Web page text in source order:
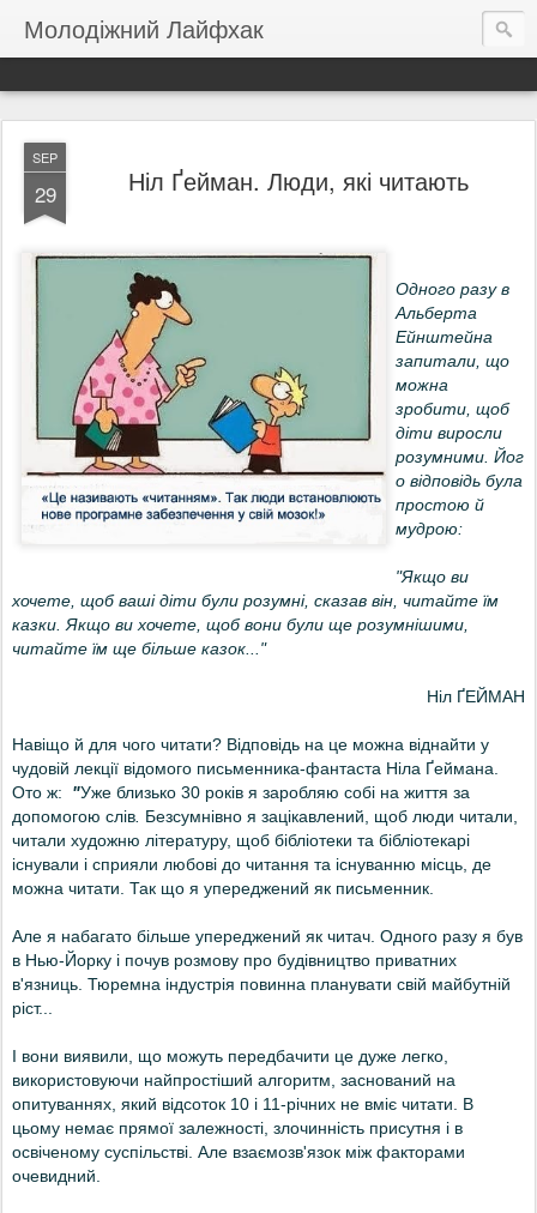
Молодіжний Лайфхак
SEP
29 Ніл Ґейман. Люди, які читають
Одного разу в
Альберта
Ейнштейна
запитали, що
можна
зробити, щоб
діти виросли
розумними. Йог
о відповідь була
простою й
мудрою:
"Якщо ви
хочете, щоб ваші діти були розумні, сказав він, читайте їм
казки. Якщо ви хочете, щоб вони були ще розумнішими,
читайте їм ще більше казок..."
Ніл ҐЕЙМАН
Навіщо й для чого читати? Відповідь на це можна віднайти у
чудовій лекції відомого письменника-фантаста Ніла Ґеймана.
Ото ж: "Уже близько 30 років я заробляю собі на життя за
допомогою слів Безсумнівно я зацікавлений, щоб люди читали,
читали художню літературу, щоб бібліотеки та бібліотекарі
існували і сприяли любові до читання та існуванню місць, де
можна читати. Так що я упереджений як письменник.
Але я набагато більше упереджений як читач. Одного разу я був
в Нью-Йорку і почув розмову про будівництво приватних
в'язниць. Тюремна індустрія повинна планувати свій майбутній
ріст...
І вони виявили, що можуть передбачити це дуже легко,
використовуючи найпростіший алгоритм, заснований на
опитуваннях, який відсоток 10 і 11-річних не вміє читати. В
цьому немає прямої залежності, злочинність присутня і в
освіченому суспільстві. Але взаємозв'язок між факторами
очевидний.